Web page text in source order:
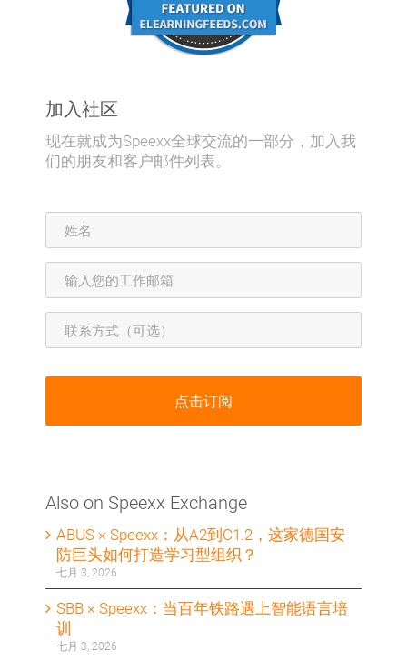
加入社区
现在就成为Speexx全球交流的一部分，加入我
们的朋友和客户邮件列表。
Also on Speexx Exchange
ABUS × Speexx：从A2到C1.2，这家德国安
防巨头如何打造学习型组织？
七月 3, 2026
SBB × Speexx：当百年铁路遇上智能语言培
训
七月 3, 2026